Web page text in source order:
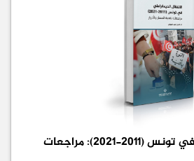
الانتقال الديمقراطي في تونس (2011-2021): مراجعات